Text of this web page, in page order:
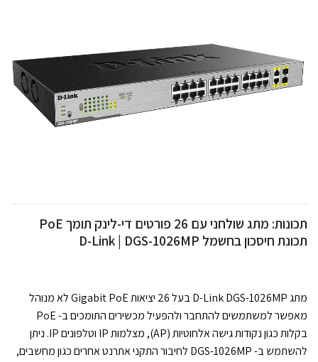
תכונות: מתג שולחני עם 26 פורטים די-לינק תומך PoE
תכונת חיסכון בחשמל D-Link | DGS-1026MP
מתג D-Link DGS-1026MP בעל 26 יציאות Gigabit PoE לא מנוהל
מאפשר למשתמשים להתחבר ולהפעיל מכשירים התומכים ב- PoE
בקלות כגון נקודות גישה אלחוטיות (AP), מצלמות IP וטלפונים IP. ניתן
להשתמש ב- DGS-1026MP לחיבור התקני אתרנט אחרים כגון מחשבים,